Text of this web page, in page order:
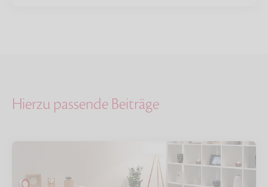
Hierzu passende Beiträge